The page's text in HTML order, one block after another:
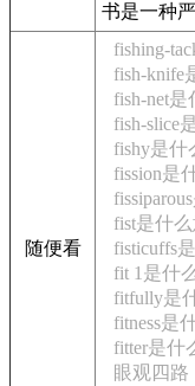
书是一种
随便看
fishing-
fish-knife
fish-net是
fish-slice
fishy是什
fission是
fist是什
fisticuffs
fit 1是什
fitfully是
fitness是
fitter是什
眼观四